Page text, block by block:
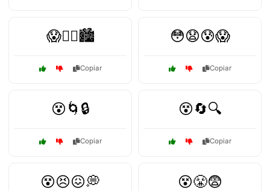
😱🚶‍♂️🏙️
Copiar
😳😧😰😱
Copiar
😵🌀🔒
Copiar
😵🔄🔍
Copiar
😵😣😖💭 😵😤😨